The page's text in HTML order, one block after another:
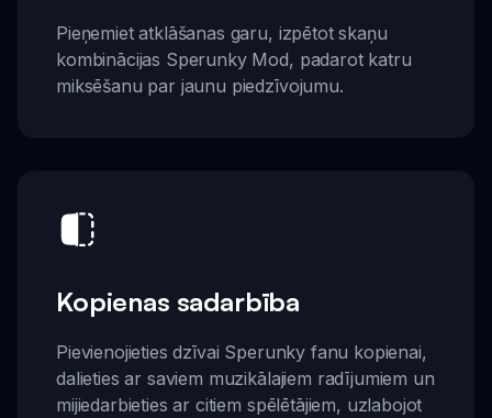
Pieņemiet atklāšanas garu, izpētot skaņu
kombinācijas Sperunky Mod, padarot katru
miksēšanu par jaunu piedzīvojumu.
Kopienas sadarbība
Pievienojieties dzīvai Sperunky fanu kopienai,
dalieties ar saviem muzikālajiem radījumiem un
mijiedarbieties ar citiem spēlētājiem, uzlabojot